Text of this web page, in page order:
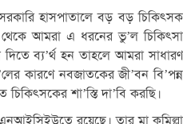
হাসপাতালে বড় বড় চিকিৎসক
থেকে আমরা এ ধরনের ভু’ল চিকিৎসা
দিতে ব্য’র্থ হন তাহলে আমরা সাধারণ
লের কারণে নবজাতকের জী’বন বি’পন্ন
চিকিৎসকের শা’স্তি দা’বি করছি।
রয়েছে। তার মা কুমিল্লা